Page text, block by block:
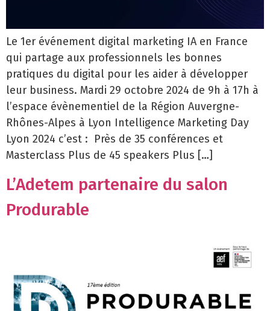
Le 1er événement digital marketing IA en France
qui partage aux professionnels les bonnes
pratiques du digital pour les aider à développer
leur business. Mardi 29 octobre 2024 de 9h à 17h à
l’espace évènementiel de la Région Auvergne-
Rhônes-Alpes à Lyon Intelligence Marketing Day
Lyon 2024 c’est : Près de 35 conférences et
Masterclass Plus de 45 speakers Plus […]
L’Adetem partenaire du salon
Produrable